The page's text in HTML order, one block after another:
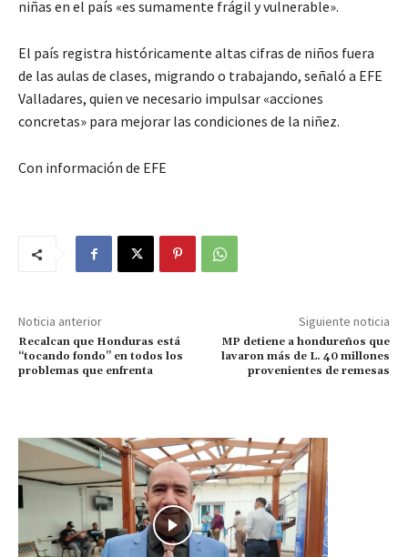
niñas en el país «es sumamente frágil y vulnerable».
El país registra históricamente altas cifras de niños fuera
de las aulas de clases, migrando o trabajando, señaló a EFE
Valladares, quien ve necesario impulsar «acciones
concretas» para mejorar las condiciones de la niñez.
Con información de EFE
Noticia anterior
Recalcan que Honduras está
“tocando fondo” en todos los
problemas que enfrenta
Siguiente noticia
MP detiene a hondureños que
lavaron más de L. 40 millones
provenientes de remesas